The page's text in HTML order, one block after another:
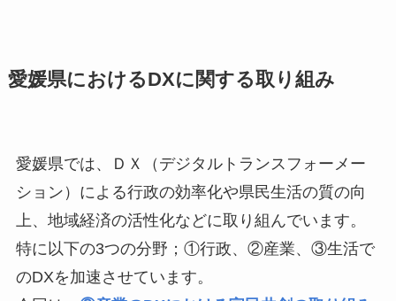
愛媛県におけるDXに関する取り組み
愛媛県では、ＤＸ（デジタルトランスフォーメー
ション）による行政の効率化や県民生活の質の向
上、地域経済の活性化などに取り組んでいます。
特に以下の3つの分野；①行政、②産業、③生活で
のDXを加速させています。